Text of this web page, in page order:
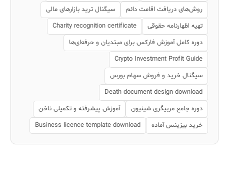
روش‌های دریافت اقامت دائم
سیگنال ترید بازارهای مالی
تهیه اظهارنامه حقوقی
Charity recognition certificate
دوره کامل آموزش فارکس برای مبتدیان و حرفه‌ای‌ها
Crypto Investment Profit Guide
سیگنال خرید و فروش سهام بورس
Death document design download
دوره جامع مربیگری شینیون
آموزش پیشرفته و تکمیلی ناخن
خرید بیزینس آماده
Business licence template download